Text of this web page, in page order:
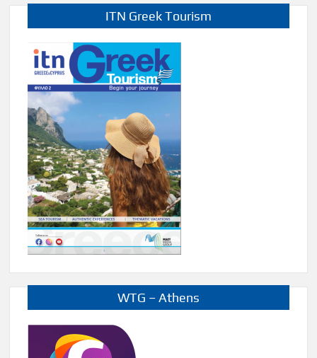
ITN Greek Tourism
WTG – Athens